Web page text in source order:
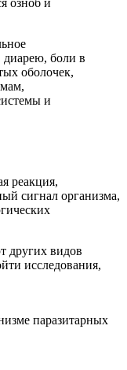
озноб и
диарею, боли в
оболочек,
и
реакция,
сигнал организма,
других видов
исследования,
паразитарных